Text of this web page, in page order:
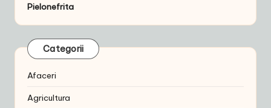
Pielonefrita
Categorii
Afaceri
Agricultura